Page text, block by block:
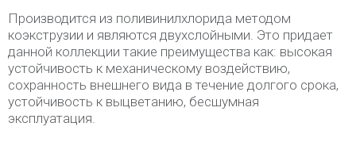
Производится из поливинилхлорида методом
коэкструзии и являются двухслойными. Это придает
данной коллекции такие преимущества как: высокая
устойчивость к механическому воздействию,
сохранность внешнего вида в течение долгого срока,
устойчивость к выцветанию, бесшумная
эксплуатация.